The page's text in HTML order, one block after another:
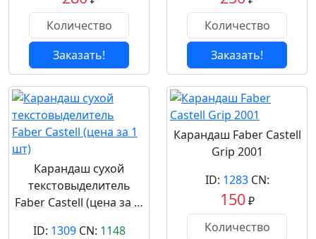
Заказать! Заказать!
Карандаш сухой
текстовыделитель
Faber Castell (цена за …
ID: 1309CN: 1148
Карандаш Faber Castell
Grip 2001
ID: 1283CN:
150₽